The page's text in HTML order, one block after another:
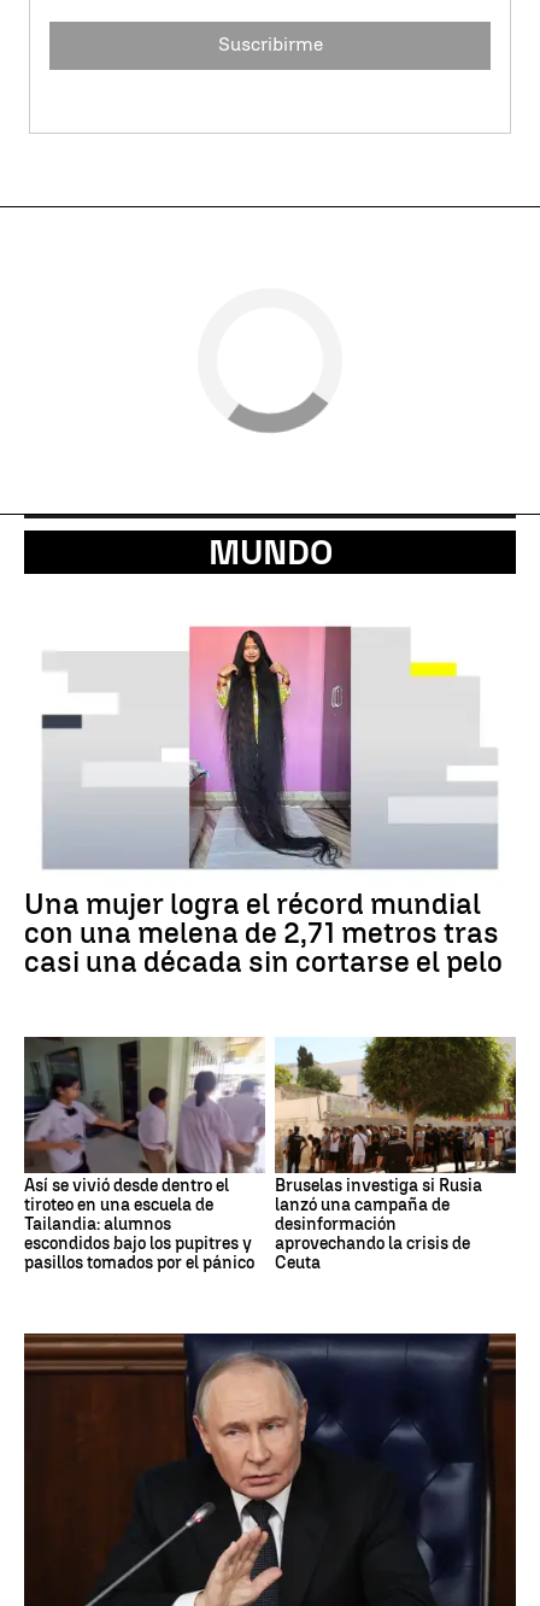
Suscribirme
MUNDO
Una mujer logra el récord mundial
con una melena de 2,71 metros tras
casi una década sin cortarse el pelo
Así se vivió desde dentro el
tiroteo en una escuela de
Tailandia: alumnos
escondidos bajo los pupitres y
pasillos tomados por el pánico
Bruselas investiga si Rusia
lanzó una campaña de
desinformación
aprovechando la crisis de
Ceuta